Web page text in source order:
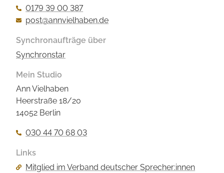
0179 39 00 387
post@annvielhaben.de
Synchronaufträge über
Synchronstar
Mein Studio
Ann Vielhaben
Heerstraße 18/20
14052 Berlin
030 44 70 68 03
Links
Navigation
Mitglied im Verband deutscher Sprecher:innen